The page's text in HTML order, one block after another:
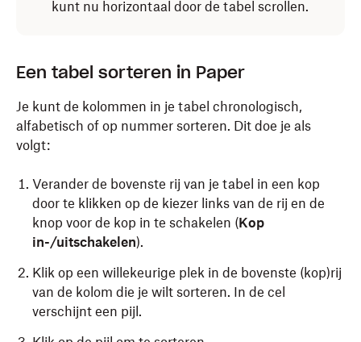
kunt nu horizontaal door de tabel scrollen.
Een tabel sorteren in Paper
Je kunt de kolommen in je tabel chronologisch,
alfabetisch of op nummer sorteren. Dit doe je als
volgt:
Verander de bovenste rij van je tabel in een kop
door te klikken op de kiezer links van de rij en de
knop voor de kop in te schakelen (Kop
in-/uitschakelen).
Klik op een willekeurige plek in de bovenste (kop)rij
van de kolom die je wilt sorteren. In de cel
verschijnt een pijl.